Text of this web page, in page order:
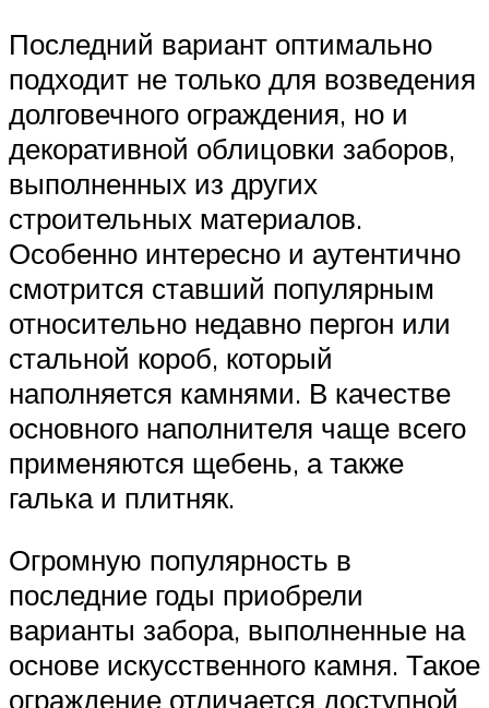
Последний вариант оптимально
подходит не только для возведения
долговечного ограждения, но и
декоративной облицовки заборов,
выполненных из других
строительных материалов.
Особенно интересно и аутентично
смотрится ставший популярным
относительно недавно пергон или
стальной короб, который
наполняется камнями. В качестве
основного наполнителя чаще всего
применяются щебень, а также
галька и плитняк.
Огромную популярность в
последние годы приобрели
варианты забора, выполненные на
основе искусственного камня. Такое
ограждение отличается доступной